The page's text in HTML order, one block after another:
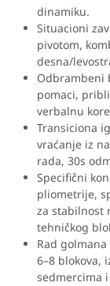
dinamiku.
Situacioni
pivotom,
desna/
Odbrambeni
pomaci,
verbalnu
Transiciona
vraćanje iz
rada, 30s
Specifični
pliometrije,
za stabilnost
tehničkog
Rad
6–8 blokova,
sedmercima